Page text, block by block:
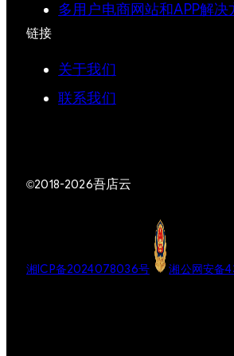
多用户电商网站和APP解决
链接
关于我们
联系我们
©2018-2026吾店云
湘ICP备2024078036号 湘公网安备